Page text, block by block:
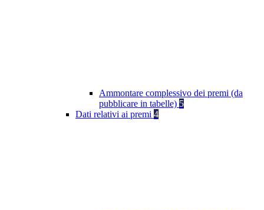
Ammontare complessivo dei premi (da
pubblicare in tabelle) 5
Dati relativi ai premi 4